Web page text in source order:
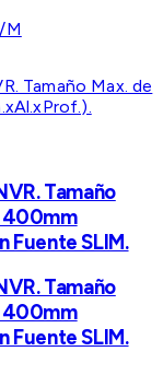
M
Tamaño
400mm
Fuente SLIM.
Tamaño
400mm
Fuente SLIM.